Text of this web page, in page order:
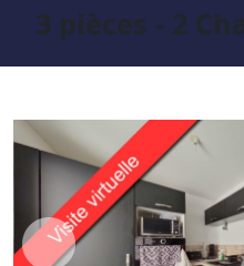
3 pièces - 2